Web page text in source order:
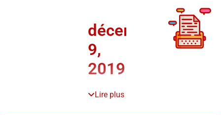
décembre
9,
2019
Lire plus